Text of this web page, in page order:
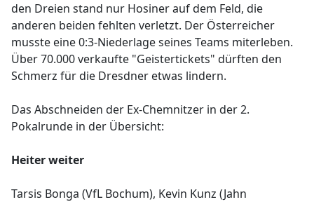
den Dreien stand nur Hosiner auf dem Feld, die
anderen beiden fehlten verletzt. Der Österreicher
musste eine 0:3-Niederlage seines Teams miterleben.
Über 70.000 verkaufte "Geistertickets" dürften den
Schmerz für die Dresdner etwas lindern.
Das Abschneiden der Ex-Chemnitzer in der 2.
Pokalrunde in der Übersicht:
Heiter weiter
Tarsis Bonga (VfL Bochum), Kevin Kunz (Jahn